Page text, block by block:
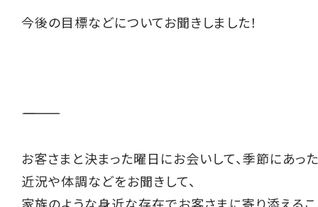
今後の目標などについてお聞きしました！
――――――――――
お客さまと決まった曜日にお会いして、季節にあっ
近況や体調などをお聞きして、